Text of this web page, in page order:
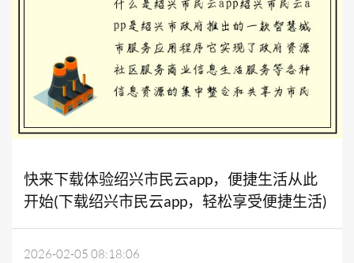
快来下载体验绍兴市民云app，便捷生活从此
开始(下载绍兴市民云app，轻松享受便捷生活)
2026-02-05 08:18:06